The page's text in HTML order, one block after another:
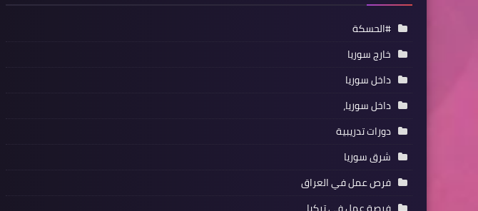
#الحسكة
خارج سوريا
داخل سوريا
داخل سوريا،
دورات تدريبية
شرق سوريا
فرص عمل في العراق